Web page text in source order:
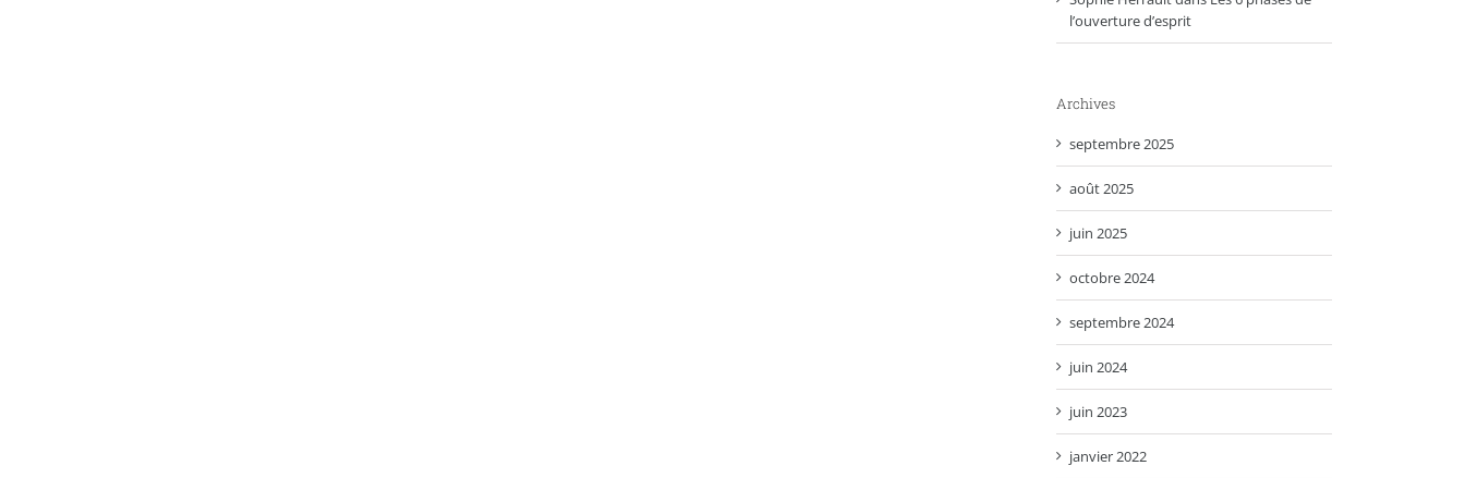
l’ouverture d’esprit
Archives
septembre 2025
août 2025
juin 2025
octobre 2024
septembre 2024
juin 2024
juin 2023
janvier 2022